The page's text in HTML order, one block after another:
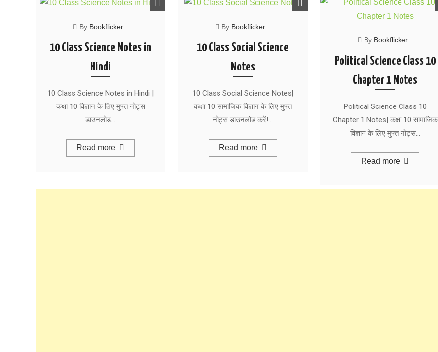
By:Bookflicker
10 Class Science Notes in
Hindi
10 Class Science Notes in Hindi |
कक्षा 10 विज्ञान के लिए मुफ्त नोट्स
डाउनलोड…
Read more
By:Bookflicker
10 Class Social Science
Notes
10 Class Social Science Notes|
कक्षा 10 सामाजिक विज्ञान के लिए मुफ्त
नोट्स डाउनलोड करें!…
Read more
By:Bookflicker
Political Science Class 10
Chapter 1 Notes
Political Science Class 10
Chapter 1 Notes| कक्षा 10 सामाजिक
विज्ञान के लिए मुफ्त नोट्स…
Read more